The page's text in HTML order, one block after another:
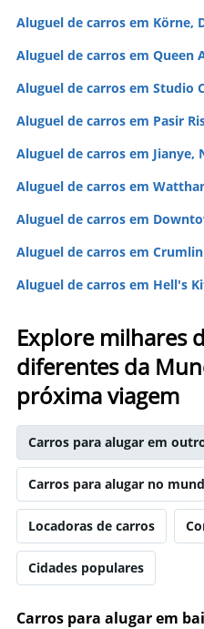
Aluguel de carros em Körne,
Aluguel de carros em Queen
Aluguel de carros em Studio
Aluguel de carros em Pasir
Aluguel de carros em Jianye,
Aluguel de carros em
Aluguel de carros em
Aluguel de carros em
Aluguel de carros em Hell's
Explore milhares
diferentes da
próxima viagem
Carros para alugar em
Carros para alugar no
Locadoras de carros
Cidades populares
Carros para alugar em